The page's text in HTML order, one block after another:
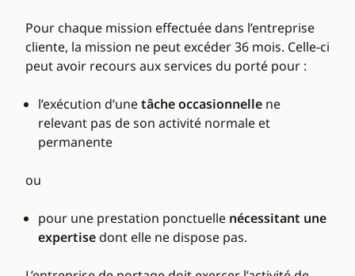
Pour chaque mission effectuée dans l’entreprise
cliente, la mission ne peut excéder 36 mois. Celle-ci
peut avoir recours aux services du porté pour :
l’exécution d’unetâche occasionnelle ne
relevant pas de son activité normale et
permanente
ou
pour une prestation ponctuelle nécessitant une
expertisedont elle ne dispose pas.